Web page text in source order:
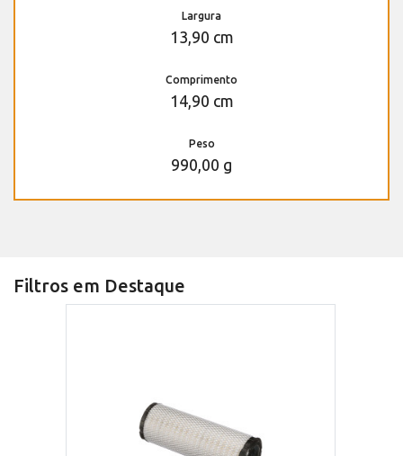
Largura
13,90 cm
Comprimento
14,90 cm
Peso
990,00 g
Filtros em Destaque